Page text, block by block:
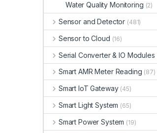
Water Quality Monitoring (2)
Sensor and Detector (481)
Sensor to Cloud (16)
Serial Converter & IO Modules
Smart AMR Meter Reading (87)
Smart IoT Gateway (45)
Smart Light System (65)
Smart Power System (19)